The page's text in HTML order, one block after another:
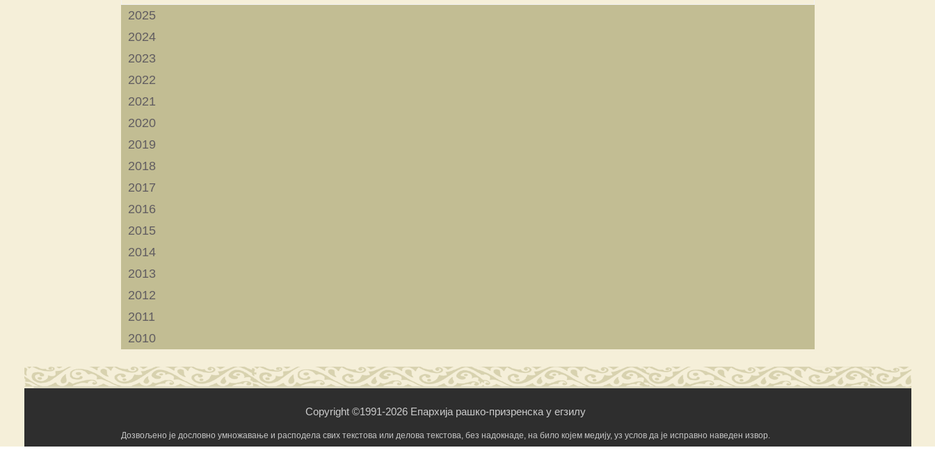
2025
2024
2023
2022
2021
2020
2019
2018
2017
2016
2015
2014
2013
2012
2011
2010
Copyright ©1991-2026 Епархија рашко-призренска у егзилу
Дозвољено је дословно умножавање и расподела свих текстова или делова текстова, без надокнаде, на било којем медију, уз услов да је исправно наведен извор.